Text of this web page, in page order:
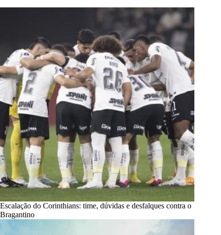
Escalação do Corinthians: time, dúvidas e desfalques contra o
Bragantino